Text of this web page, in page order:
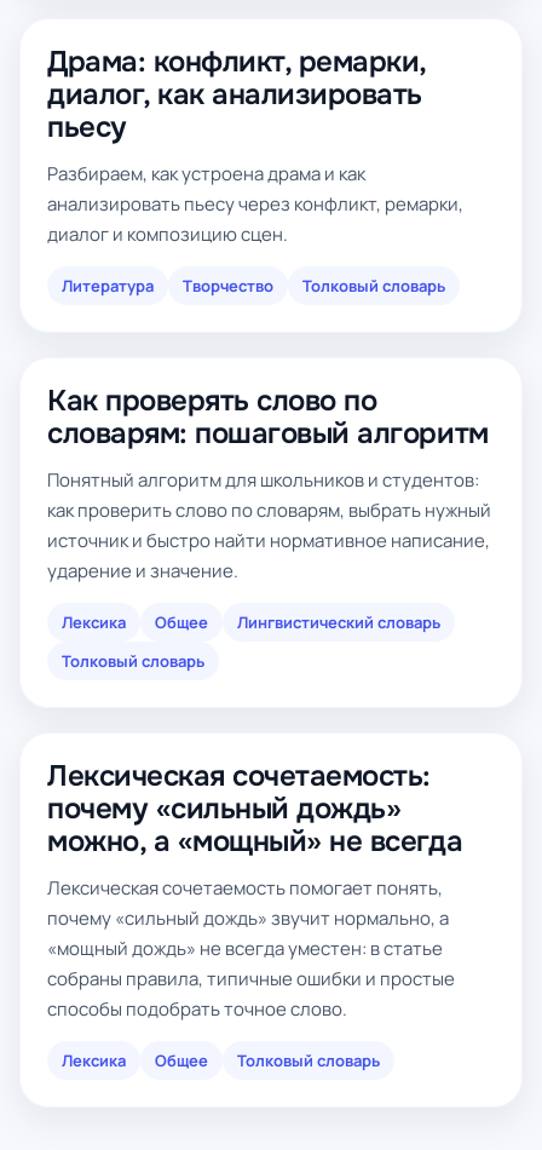
Драма: конфликт, ремарки,
диалог, как анализировать
пьесу
Разбираем, как устроена драма и как
анализировать пьесу через конфликт, ремарки,
диалог и композицию сцен.
Литература Творчество Толковый словарь
Как проверять слово по
словарям: пошаговый алгоритм
Понятный алгоритм для школьников и студентов:
как проверить слово по словарям, выбрать нужный
источник и быстро найти нормативное написание,
ударение и значение.
Лексика Общее
Лингвистический словарь
Толковый словарь
Лексическая сочетаемость:
почему «сильный дождь»
можно, а «мощный» не всегда
Лексическая сочетаемость помогает понять,
почему «сильный дождь» звучит нормально, а
«мощный дождь» не всегда уместен: в статье
собраны правила, типичные ошибки и простые
способы подобрать точное слово.
Лексика Общее Толковый словарь